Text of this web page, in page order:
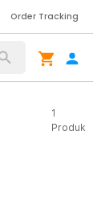
Order Tracking
1
Produk